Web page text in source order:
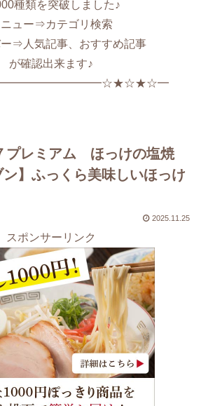
種類を突破しました♪
ニュー⇒カテゴリ検索
⇒人気記事、おすすめ記事
が確認出来ます♪
プレミアム ほっけの塩焼
ン】ふっくら美味しいほっけ
2025.11.25
スポンサーリンク